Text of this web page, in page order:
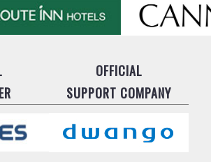
OFFICIAL
SUPPORT COMPANY